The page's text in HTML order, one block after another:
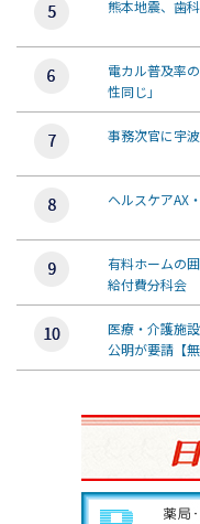
熊本地震、歯
電カル普及率
性同じ」
事務次官に宇
ヘルスケア
有料ホームの
給付費分科会
医療・介護施
公明が要請【無